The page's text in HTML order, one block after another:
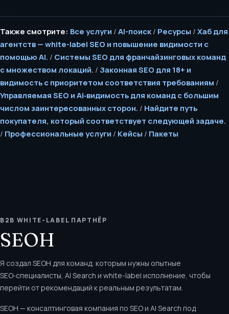
Также смотрите: Все услуги / AI-поиск / Ресурсы / Хаб для
агентств — white-label SEO и повышение видимости с
помощью AI. / Системы SEO для франчайзинговых команд
с множеством локаций. / Законная SEO для 18+ и
видимость с приоритетом соответствия требованиям /
Управляемая SEO и AI‑видимость для команд с большим
числом заинтересованных сторон. / Найдите путь
покупателя, который соответствует следующей задаче.
/ Профессиональные услуги / Кейсы / Пакеты
B2B WHITE-LABEL ПАРТНЁР
SEOH
Я создал SEOH для команд, которым нужны опытные
SEO‑специалисты, AI Search и white-label исполнение, чтобы
перейти от рекомендаций к реальным результатам.
SEOH — консалтинговая компания по SEO и AI Search под